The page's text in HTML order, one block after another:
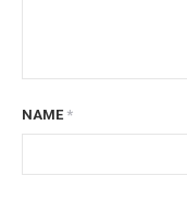
NAME *